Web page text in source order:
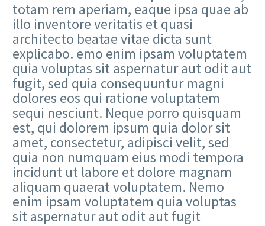
totam rem aperiam, eaque ipsa quae ab
illo inventore veritatis et quasi
architecto beatae vitae dicta sunt
explicabo. emo enim ipsam voluptatem
quia voluptas sit aspernatur aut odit aut
fugit, sed quia consequuntur magni
dolores eos qui ratione voluptatem
sequi nesciunt. Neque porro quisquam
est, qui dolorem ipsum quia dolor sit
amet, consectetur, adipisci velit, sed
quia non numquam eius modi tempora
incidunt ut labore et dolore magnam
aliquam quaerat voluptatem. Nemo
enim ipsam voluptatem quia voluptas
sit aspernatur aut odit aut fugit